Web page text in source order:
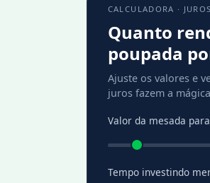
CALCULADORA ·
Quanto
poupada
Ajuste os valores e
juros fazem a
Valor da mesada
Tempo investindo